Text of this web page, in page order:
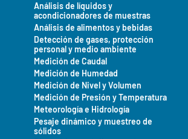
Análisis de líquidos y
acondicionadores de muestras
Análisis de alimentos y bebidas
Detección de gases, protección
personal y medio ambiente
Medición de Caudal
Medición de Humedad
Medición de Nivel y Volumen
Medición de Presión y Temperatura
Meteorología e Hidrología
Pesaje dinámico y muestreo de
sólidos